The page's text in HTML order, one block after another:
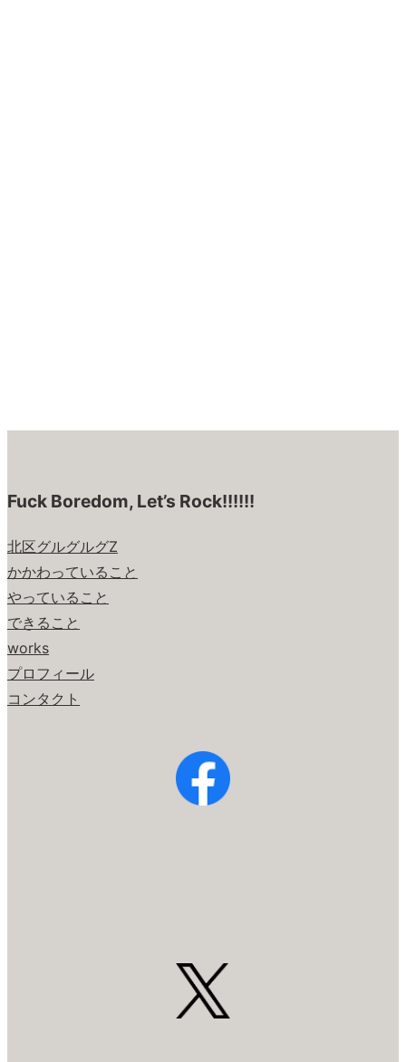
Fuck Boredom, Let’s Rock!!!!!!
北区グルグルグZ
かかわっていること
やっていること
できること
works
プロフィール
コンタクト